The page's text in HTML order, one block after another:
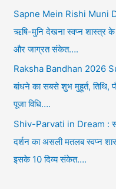
Sapne Mein Rishi Muni
ऋषि-मुनि देखना स्वप्न शास्त्र
और जाग्रत संकेत….
Raksha Bandhan 2026
बांधने का सबसे शुभ मुहूर्त, तिथि,
पूजा विधि….
Shiv-Parvati in Dream :
दर्शन का असली मतलब स्वप्न
इसके 10 दिव्य संकेत….